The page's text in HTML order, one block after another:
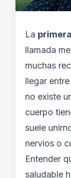
La
llamada
muchas
llegar
no existe
cuerpo
suele
nervios o
Entender
saludable